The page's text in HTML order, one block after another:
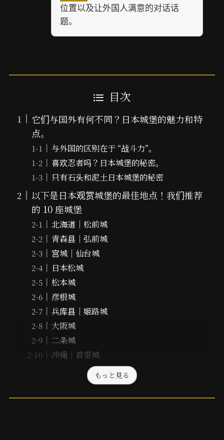
位置以及让外国人满意的对话话
题。
目次
它们与国外有何不同？日本城堡的魅力和特
点。
与外国的区别在于 “战斗力”。
喜欢忍者吗？日本城堡的秘密。
只有石头和泥土日本城堡的秘密
以下是日本观赏城堡的最佳地点！我们推荐
的 10 座城堡
北海道｜松前城
青森县｜弘前城
宫城｜仙台城
日本松城
松本城
彦根城
兵库县｜姬路城
大阪城
二条城
冲绳｜首里城
もっと見る